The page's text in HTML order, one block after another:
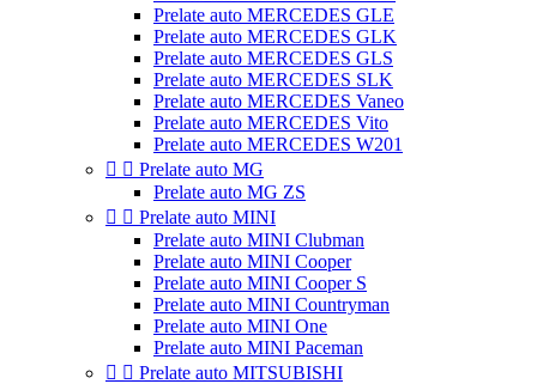
Prelate auto MERCEDES GLE
Prelate auto MERCEDES GLK
Prelate auto MERCEDES GLS
Prelate auto MERCEDES SLK
Prelate auto MERCEDES Vaneo
Prelate auto MERCEDES Vito
Prelate auto MERCEDES W201
  Prelate auto MG
Prelate auto MG ZS
  Prelate auto MINI
Prelate auto MINI Clubman
Prelate auto MINI Cooper
Prelate auto MINI Cooper S
Prelate auto MINI Countryman
Prelate auto MINI One
Prelate auto MINI Paceman
  Prelate auto MITSUBISHI